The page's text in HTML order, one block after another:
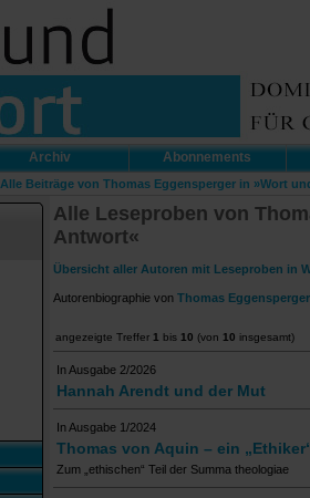
Archiv Abonnements
Alle Beiträge von Thomas Eggensperger in »Wort
Alle Leseproben von
Antwort«
Übersicht aller Autoren mit Leseproben in
Autorenbiographie von Thomas Eggensperger
angezeigte Treffer 1 bis 10 (von 10 insgesamt)
In Ausgabe 2/2026
Hannah Arendt und der Mut
In Ausgabe 1/2024
Thomas von Aquin – ein
Zum „ethischen“ Teil der Summa theologiae